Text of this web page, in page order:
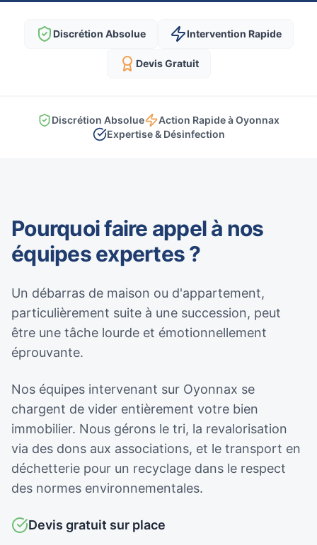
Discrétion Absolue Intervention Rapide
Devis Gratuit
Discrétion Absolue
Action Rapide à Oyonnax
Expertise & Désinfection
Pourquoi faire appel à nos
équipes expertes ?
Un débarras de maison ou d'appartement,
particulièrement suite à une succession, peut
être une tâche lourde et émotionnellement
éprouvante.
Nos équipes intervenant sur Oyonnax se
chargent de vider entièrement votre bien
immobilier. Nous gérons le tri, la revalorisation
via des dons aux associations, et le transport en
déchetterie pour un recyclage dans le respect
des normes environnementales.
Devis gratuit sur place